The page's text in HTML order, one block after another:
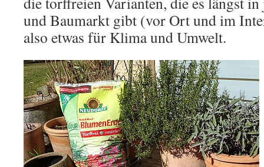
und Baumarkt gibt (vor Ort und im
also etwas für Klima und Umwelt.